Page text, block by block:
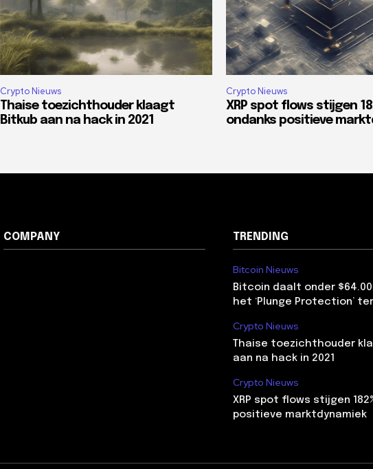
Crypto Nieuws
Thaise toezichthouder klaagt
Bitkub aan na hack in 2021
Crypto Nieuws
XRP spot flows stijgen
ondanks positieve
COMPANY TRENDING
Bitcoin Nieuws
Bitcoin daalt onder
het ‘Plunge Protection’
Crypto Nieuws
Thaise toezichthouder
aan na hack in 2021
Crypto Nieuws
XRP spot flows stijgen
positieve marktdynamiek